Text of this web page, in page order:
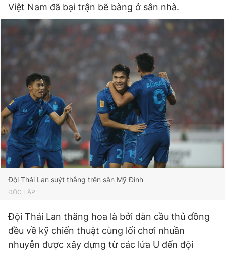
Hotline
0906 645 777
Liên hệ quảng cáo
0908 780 404
Đặt báo RSS Tòa soạn
Tổng biên tập: Nguyễn Ngọc Toàn
Phó tổng biên tập thường trực: Hải Thành
Phó tổng biên tập: Lâm Hiếu Dũng
Phó tổng biên tập: Trần Việt Hưng
Tổng thư ký tòa soạn: Đức Trung
Giấy phép xuất bản số 110/GP - BTTTT cấp ngày 24.3.2020
© 2003-2026 Bản quyền thuộc về Báo Thanh Niên. Cấm sao
chép dưới mọi hình thức nếu không có sự chấp thuận bằng văn
bản. Phát triển bởi ePi Technologies, JSC.
Việt Nam đã bại trận bẽ bàng ở sân nhà.
Đội Thái Lan suýt thắng trên sân Mỹ Đình
ĐỘC LẬP
Đội Thái Lan thăng hoa là bởi dàn cầu thủ đồng
đều về kỹ chiến thuật cùng lối chơi nhuần
nhuyễn được xây dựng từ các lứa U đến đội